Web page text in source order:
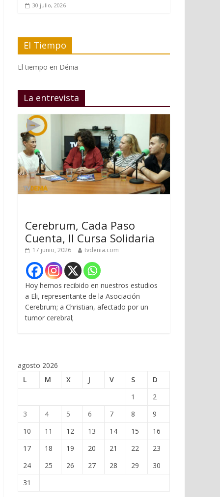
30 julio, 2026
El Tiempo
El tiempo en Dénia
La entrevista
Cerebrum, Cada Paso
Cuenta, II Cursa Solidaria
17 junio, 2026 tvdenia.com
Hoy hemos recibido en nuestros estudios
a Eli, representante de la Asociación
Cerebrum; a Christian, afectado por un
tumor cerebral;
agosto 2026
L
M X J V S
D
1
2
3
4 5 6 7 8
9
10
11 12 13 14 15
16
17
18 19 20 21 22
23
24
25 26 27 28 29
30
31